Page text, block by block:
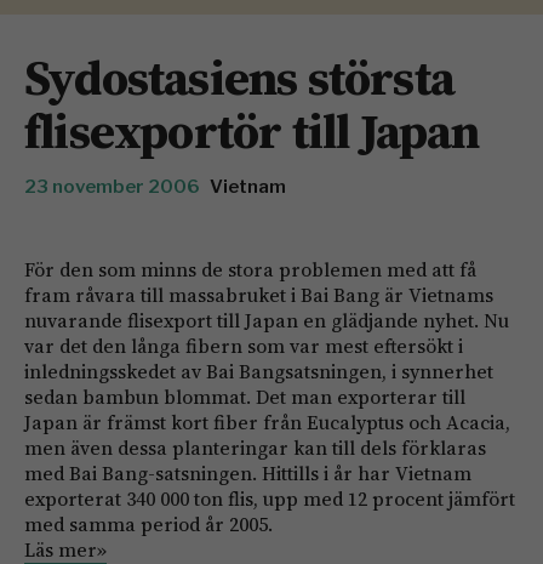
Sydostasiens största
flisexportör till Japan
23 november 2006 Vietnam
För den som minns de stora problemen med att få
fram råvara till massabruket i Bai Bang är Vietnams
nuvarande flisexport till Japan en glädjande nyhet. Nu
var det den långa fibern som var mest eftersökt i
inledningsskedet av Bai Bangsatsningen, i synnerhet
sedan bambun blommat. Det man exporterar till
Japan är främst kort fiber från Eucalyptus och Acacia,
men även dessa planteringar kan till dels förklaras
med Bai Bang-satsningen. Hittills i år har Vietnam
exporterat 340 000 ton flis, upp med 12 procent jämfört
med samma period år 2005.
Läs mer»